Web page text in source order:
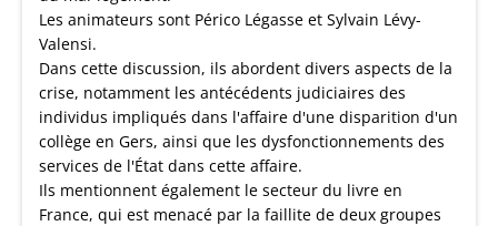
Les animateurs sont Périco Légasse et Sylvain Lévy-
Valensi.
Dans cette discussion, ils abordent divers aspects de la
crise, notamment les antécédents judiciaires des
individus impliqués dans l'affaire d'une disparition d'un
collège en Gers, ainsi que les dysfonctionnements des
services de l'État dans cette affaire.
Ils mentionnent également le secteur du livre en
France, qui est menacé par la faillite de deux groupes